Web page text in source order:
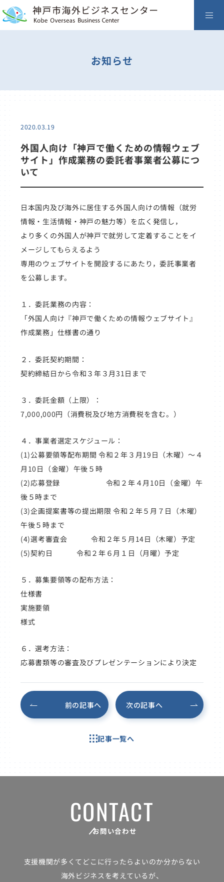
お知らせ
2020.03.19
外国人向け「神戸で働くための情報ウェブ
サイト」作成業務の委託者事業者公募につ
いて
日本国内及び海外に居住する外国人向けの情報（就労
情報・生活情報・神戸の魅力等）を広く発信し，
より多くの外国人が神戸で就労して定着することをイ
メージしてもらえるよう
専用のウェブサイトを開設するにあたり，委託事業者
を公募します。
１．委託業務の内容：
「外国人向け『神戸で働くための情報ウェブサイト』
作成業務」仕様書の通り
２．委託契約期間：
契約締結日から令和３年３月31日まで
３．委託金額（上限）：
7,000,000円（消費税及び地方消費税を含む。）
４．事業者選定スケジュール：
(1)公募要領等配布期間 令和２年３月19日（木曜）～４
月10日（金曜）午後５時
(2)応募登録 令和２年４月10日（金曜）午
後５時まで
(3)企画提案書等の提出期限 令和２年５月７日（木曜）
午後５時まで
(4)選考審査会 令和２年５月14日（木曜）予定
(5)契約日 令和２年６月１日（月曜）予定
５．募集要領等の配布方法：
仕様書
実施要領
様式
６．選考方法：
応募書類等の審査及びプレゼンテーションにより決定
前の記事へ
記事一覧へ
次の記事へ
CONTACT
お問い合わせ
支援機関が多くて どこに行ったらよいのか分からない
海外ビジネスを考えているが、